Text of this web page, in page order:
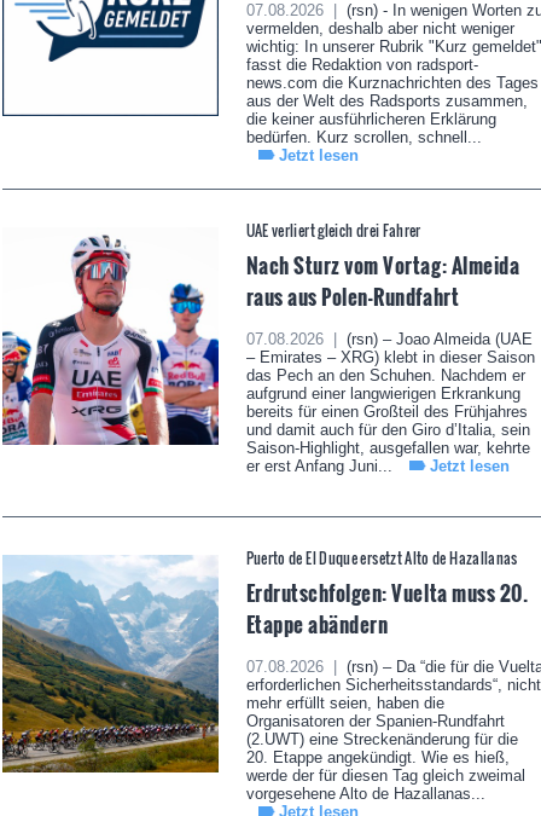
07.08.2026 |
(rsn) - In wenigen Worten
vermelden, deshalb aber nicht weniger
wichtig: In unserer Rubrik "Kurz gemeldet"
fasst die Redaktion von radsport-
news.com die Kurznachrichten des Tages
aus der Welt des Radsports zusammen,
die keiner ausführlicheren Erklärung
bedürfen. Kurz scrollen, schnell...
Jetzt lesen
UAE verliert gleich drei Fahrer
Nach Sturz vom Vortag: Almeida
raus aus Polen-Rundfahrt
07.08.2026 |
(rsn) – Joao Almeida (UAE
– Emirates – XRG) klebt in dieser Saison
das Pech an den Schuhen. Nachdem er
aufgrund einer langwierigen Erkrankung
bereits für einen Großteil des Frühjahres
und damit auch für den Giro d’Italia, sein
Saison-Highlight, ausgefallen war, kehrte
er erst Anfang Juni...
Jetzt lesen
Puerto de El Duque ersetzt Alto de Hazallanas
Erdrutschfolgen: Vuelta muss 20.
Etappe abändern
07.08.2026 |
(rsn) – Da “die für die
erforderlichen Sicherheitsstandards“, nicht
mehr erfüllt seien, haben die
Organisatoren der Spanien-Rundfahrt
(2.UWT) eine Streckenänderung für die
20. Etappe angekündigt. Wie es hieß,
werde der für diesen Tag gleich zweimal
vorgesehene Alto de Hazallanas...
Jetzt lesen